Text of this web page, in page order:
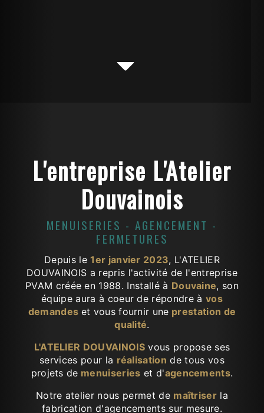
L'entreprise L'Atelier
Douvainois
MENUISERIES - AGENCEMENT -
FERMETURES
Depuis le1er janvier 2023, L'ATELIER
DOUVAINOIS a repris l'activité de l'entreprise
PVAM créée en 1988. Installé à Douvaine, son
équipe aura à coeur de répondre à vos
demandes et vous fournir une prestation de
qualité.
L'ATELIER DOUVAINOISvous propose ses
services pour la réalisation de tous vos
projets de menuiseries et d'agencements.
Notre atelier nous permet de maîtriser la
fabrication d'agencements sur mesure.